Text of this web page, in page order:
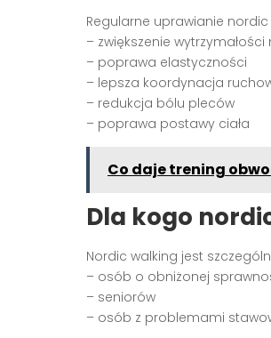
Regularne uprawianie
– zwiększenie
– poprawa elastyczności
– lepsza koordynacja
– redukcja bólu pleców
– poprawa postawy ciała
Co daje trening
Dla kogo
Nordic walking jest
– osób o obniżonej
– seniorów
– osób z problemami